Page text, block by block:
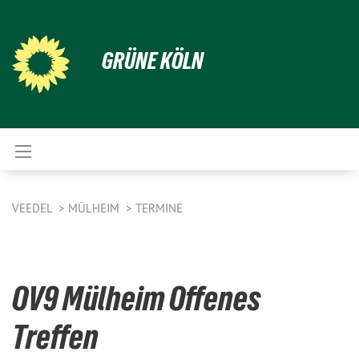
GRÜNE KÖLN
VEEDEL MÜLHEIM TERMINE
OV9 Mülheim Offenes
Treffen